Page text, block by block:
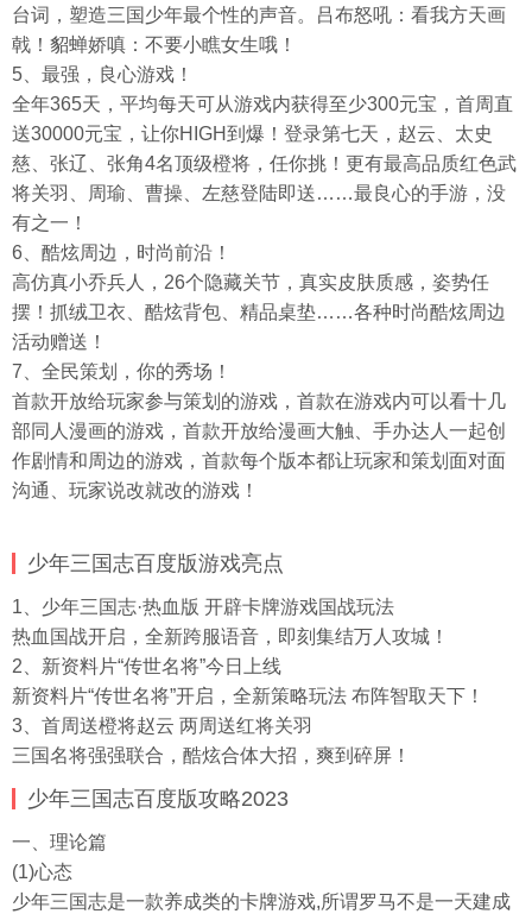
台词，塑造三国少年最个性的声音。吕布怒吼：看我方天画
戟！貂蝉娇嗔：不要小瞧女生哦！
5、最强，良心游戏！
全年365天，平均每天可从游戏内获得至少300元宝，首周直
送30000元宝，让你HIGH到爆！登录第七天，赵云、太史
慈、张辽、张角4名顶级橙将，任你挑！更有最高品质红色武
将关羽、周瑜、曹操、左慈登陆即送……最良心的手游，没
有之一！
6、酷炫周边，时尚前沿！
高仿真小乔兵人，26个隐藏关节，真实皮肤质感，姿势任
摆！抓绒卫衣、酷炫背包、精品桌垫……各种时尚酷炫周边
活动赠送！
7、全民策划，你的秀场！
首款开放给玩家参与策划的游戏，首款在游戏内可以看十几
部同人 漫画的游戏，首款开放给漫画大触、手办达人一起创
作剧情和周边的游戏，首款每个版本都让玩家和策划面对面
沟通、玩家说改就改的游戏！
少年三国志百度版游戏亮点
1、少年三国志·热血版 开辟卡牌游戏国战玩法
热血国战开启，全新跨服语音，即刻集结万人攻城！
2、新资料片“传世名将”今日上线
新资料片“传世名将”开启，全新策略玩法 布阵智取天下！
3、首周送橙将赵云 两周送红将关羽
三国名将强强联合，酷炫合体大招，爽到碎屏！
少年三国志百度版攻略2023
一、理论篇
(1)心态
少年三国志是一款养成类的卡牌游戏,所谓罗马不是一天建成